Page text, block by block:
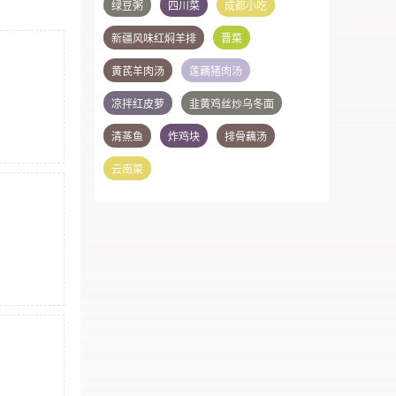
绿豆粥 四川菜 成都小吃
新疆风味红焖羊排 晋菜
黄芪羊肉汤 莲藕猪肉汤
凉拌红皮萝 韭黄鸡丝炒乌冬面
清蒸鱼 炸鸡块 排骨藕汤
云南菜